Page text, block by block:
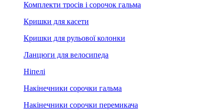
Комплекти тросів і сорочок гальма
Кришки для касети
Кришки для рульової колонки
Ланцюги для велосипеда
Ніпелі
Накінечники сорочки гальма
Накінечники сорочки перемикача